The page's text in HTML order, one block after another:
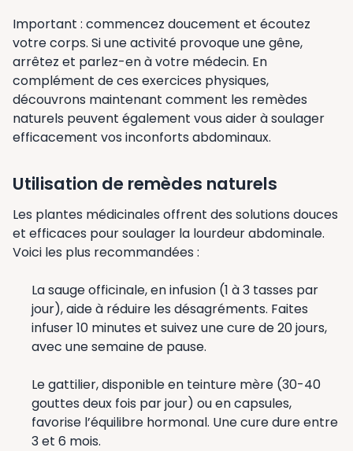
Important : commencez doucement et écoutez
votre corps. Si une activité provoque une gêne,
arrêtez et parlez-en à votre médecin. En
complément de ces exercices physiques,
découvrons maintenant comment les remèdes
naturels peuvent également vous aider à soulager
efficacement vos inconforts abdominaux.
Utilisation de remèdes naturels
Les plantes médicinales offrent des solutions douces
et efficaces pour soulager la lourdeur abdominale.
Voici les plus recommandées :
La sauge officinale, en infusion (1 à 3 tasses par
jour), aide à réduire les désagréments. Faites
infuser 10 minutes et suivez une cure de 20 jours,
avec une semaine de pause.
Le gattilier, disponible en teinture mère (30-40
gouttes deux fois par jour) ou en capsules,
favorise l’équilibre hormonal. Une cure dure entre
3 et 6 mois.